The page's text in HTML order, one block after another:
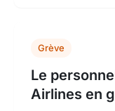
Grève
Le
Airlines en